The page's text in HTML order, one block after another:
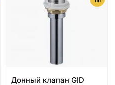
Донный клапан GID